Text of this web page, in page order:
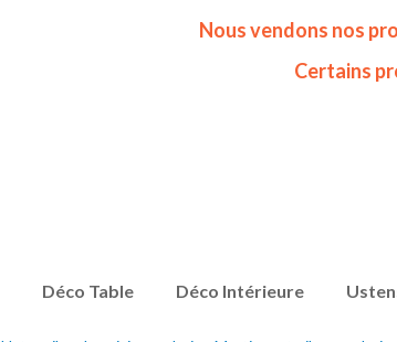
Déco Table Déco Intérieure
Nous vendons nos
Certains